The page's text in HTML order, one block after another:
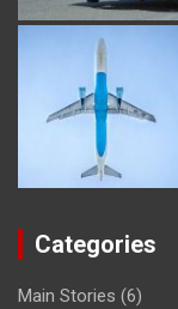
Categories
Main Stories (6)